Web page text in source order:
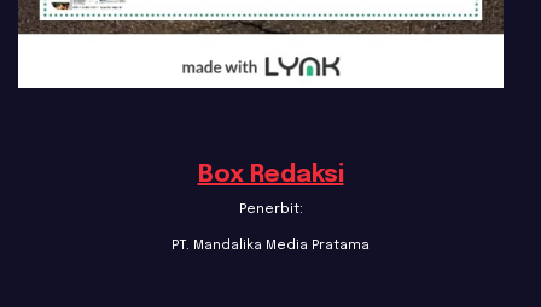
Box Redaksi
Penerbit:
PT. Mandalika Media Pratama